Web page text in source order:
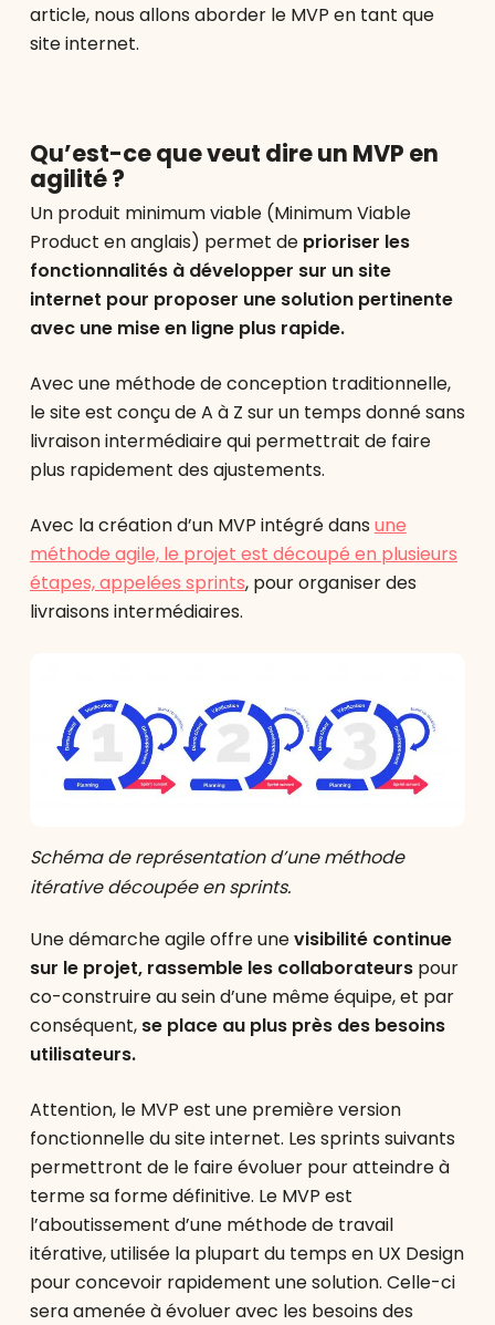
article, nous allons aborder le MVP en tant que
site internet.
Qu’est-ce que veut dire un MVP en
agilité ?
Un produit minimum viable (Minimum Viable
Product en anglais) permet deprioriser les
fonctionnalités à développer sur un site
internet pour proposer une solution pertinente
avec une mise en ligne plus rapide.
Avec une méthode de conception traditionnelle,
le site est conçu de A à Z sur un temps donné sans
livraison intermédiaire qui permettrait de faire
plus rapidement des ajustements.
Avec la création d’un MVP intégré dans une
méthode agile, le projet est découpé en plusieurs
étapes, appelées sprints, pour organiser des
livraisons intermédiaires.
Schéma de représentation d’une méthode
itérative découpée en sprints.
Une démarche agile offre unevisibilité continue
sur le projet, rassemble les collaborateurspour
co-construire au sein d’une même équipe, et par
conséquent, se place au plus près des besoins
utilisateurs.
Attention, le MVP est une première version
fonctionnelle du site internet. Les sprints suivants
permettront de le faire évoluer pour atteindre à
terme sa forme définitive. Le MVP est
l’aboutissement d’une méthode de travail
itérative, utilisée la plupart du temps en UX Design
pour concevoir rapidement une solution. Celle-ci
sera amenée à évoluer avec les besoins des